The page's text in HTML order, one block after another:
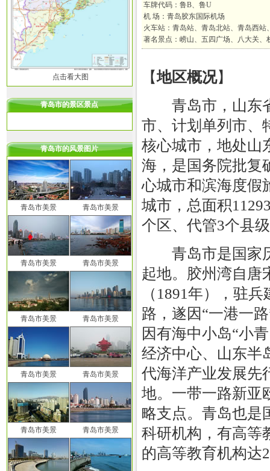
点击看大图
青岛市的景区景点
青岛市的风景图片
青岛市美景 青岛市美景
青岛市美景 青岛市美景
青岛市美景 青岛市美景
青岛市美景 青岛市美景
青岛市美景 青岛市美景
车牌代码：鲁B、鲁U
机 场：青岛胶东国际机场
火车站：青岛站、青岛北站、青岛西站
著名景点：崂山、五四广场、八大关
【地区概况】
青岛市，山东
市、计划单列市、
核心城市，地处山
海，是国务院批复
心城市和滨海度假
城市，总面积
个区、代管3个县
青岛市是国家历
起地。胶州湾自唐
（1891年），驻
路，遂因“一港一
因有海中小岛“小
经济中心、山东半
代海洋产业发展先
地。一带一路新亚
略支点。青岛也是
科研机构，有高等
的高等教育机构达